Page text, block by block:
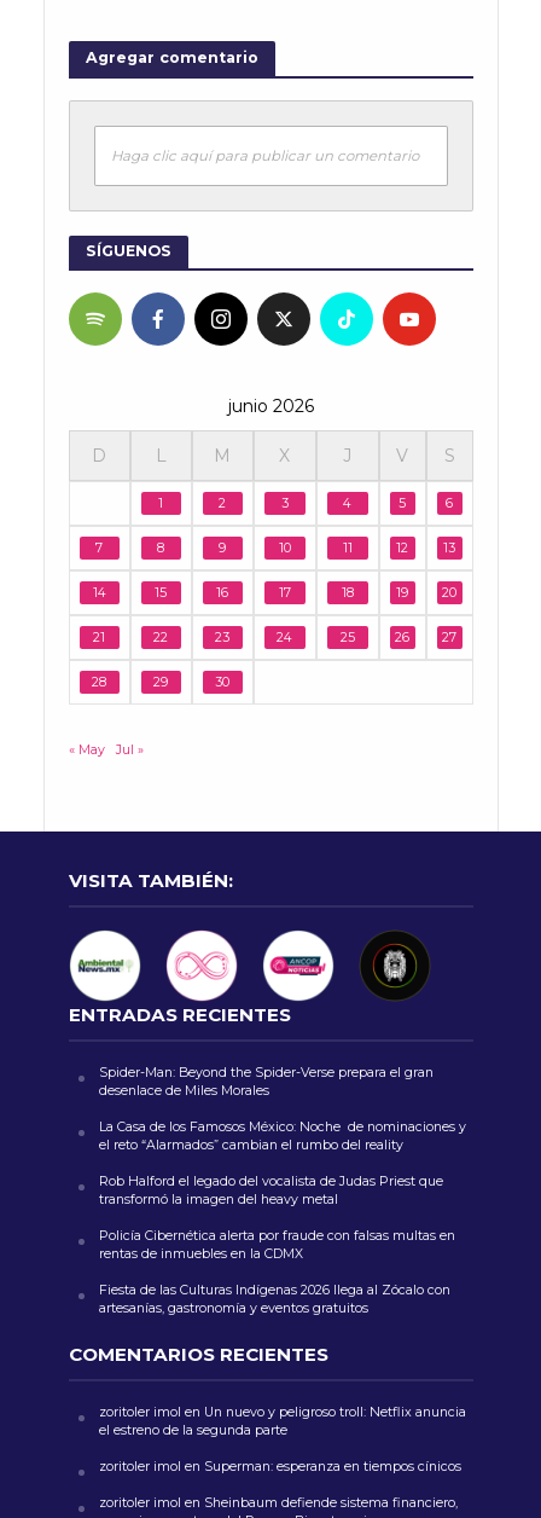
Agregar comentario
Haga clic aquí para publicar un comentario
SÍGUENOS
junio 2026
D L M X J V S
1 2 3 4 5 6
7 8 9 10 11 12 13
14 15 16 17 18 19 20
21 22 23 24 25 26 27
28 29 30
« May Jul »
VISITA TAMBIÉN:
ENTRADAS RECIENTES
Spider-Man: Beyond the Spider-Verse prepara el gran
desenlace de Miles Morales
La Casa de los Famosos México: Noche de nominaciones y
el reto “Alarmados” cambian el rumbo del reality
Rob Halford el legado del vocalista de Judas Priest que
transformó la imagen del heavy metal
Policía Cibernética alerta por fraude con falsas multas en
rentas de inmuebles en la CDMX
Fiesta de las Culturas Indígenas 2026 llega al Zócalo con
artesanías, gastronomía y eventos gratuitos
COMENTARIOS RECIENTES
zoritoler imol en Un nuevo y peligroso troll: Netflix anuncia
el estreno de la segunda parte
zoritoler imol en Superman: esperanza en tiempos cínicos
zoritoler imol en Sheinbaum defiende sistema financiero,